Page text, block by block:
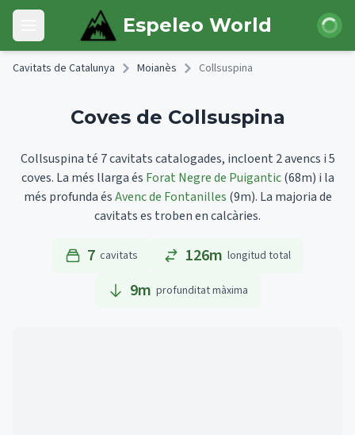
Skip to main content
Open main menu Espeleo World Iniciar
Cavitats de Catalunya Moianès Collsuspina
Coves de Collsuspina
Collsuspina té 7 cavitats catalogades, incloent 2 avencs i 5
coves. La més llarga és Forat Negre de Puigantic(68m) i la
més profunda ésAvenc de Fontanilles (9m). La majoria de
cavitats es troben en calcàries.
7 cavitats 126m longitud total
9m profunditat màxima